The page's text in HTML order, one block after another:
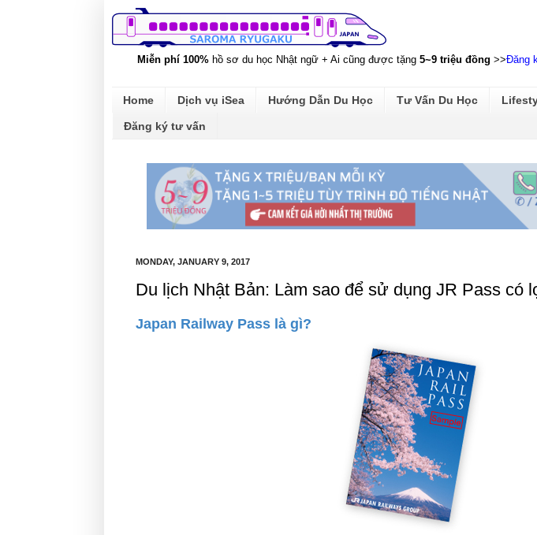
Miễn phí 100% hồ sơ du học Nhật ngữ + Ai cũng được tặng 5~9 triệu đồng >>Đăng
Home Dịch vụ iSea Hướng Dẫn Du Học Tư Vấn Du Học
Đăng ký tư vấn
MONDAY, JANUARY 9, 2017
Du lịch Nhật Bản: Làm sao để sử dụng JR Pass có
Japan Railway Pass là gì?